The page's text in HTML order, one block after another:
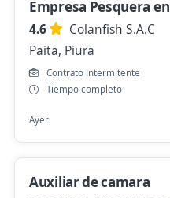
Mercaderista de ruta/
G.W. Yichang S.A.
Piura, Piura
Hace 2 horas
Operador de Cisterna
Empresa Pesquera
4.6
Colanfish S.A.C
Paita, Piura
Contrato Intermitente
Tiempo completo
Ayer
Auxiliar de camara